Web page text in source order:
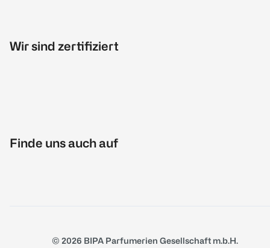
Wir sind zertifiziert
Finde uns auch auf
© 2026 BIPA Parfumerien Gesellschaft m.b.H.